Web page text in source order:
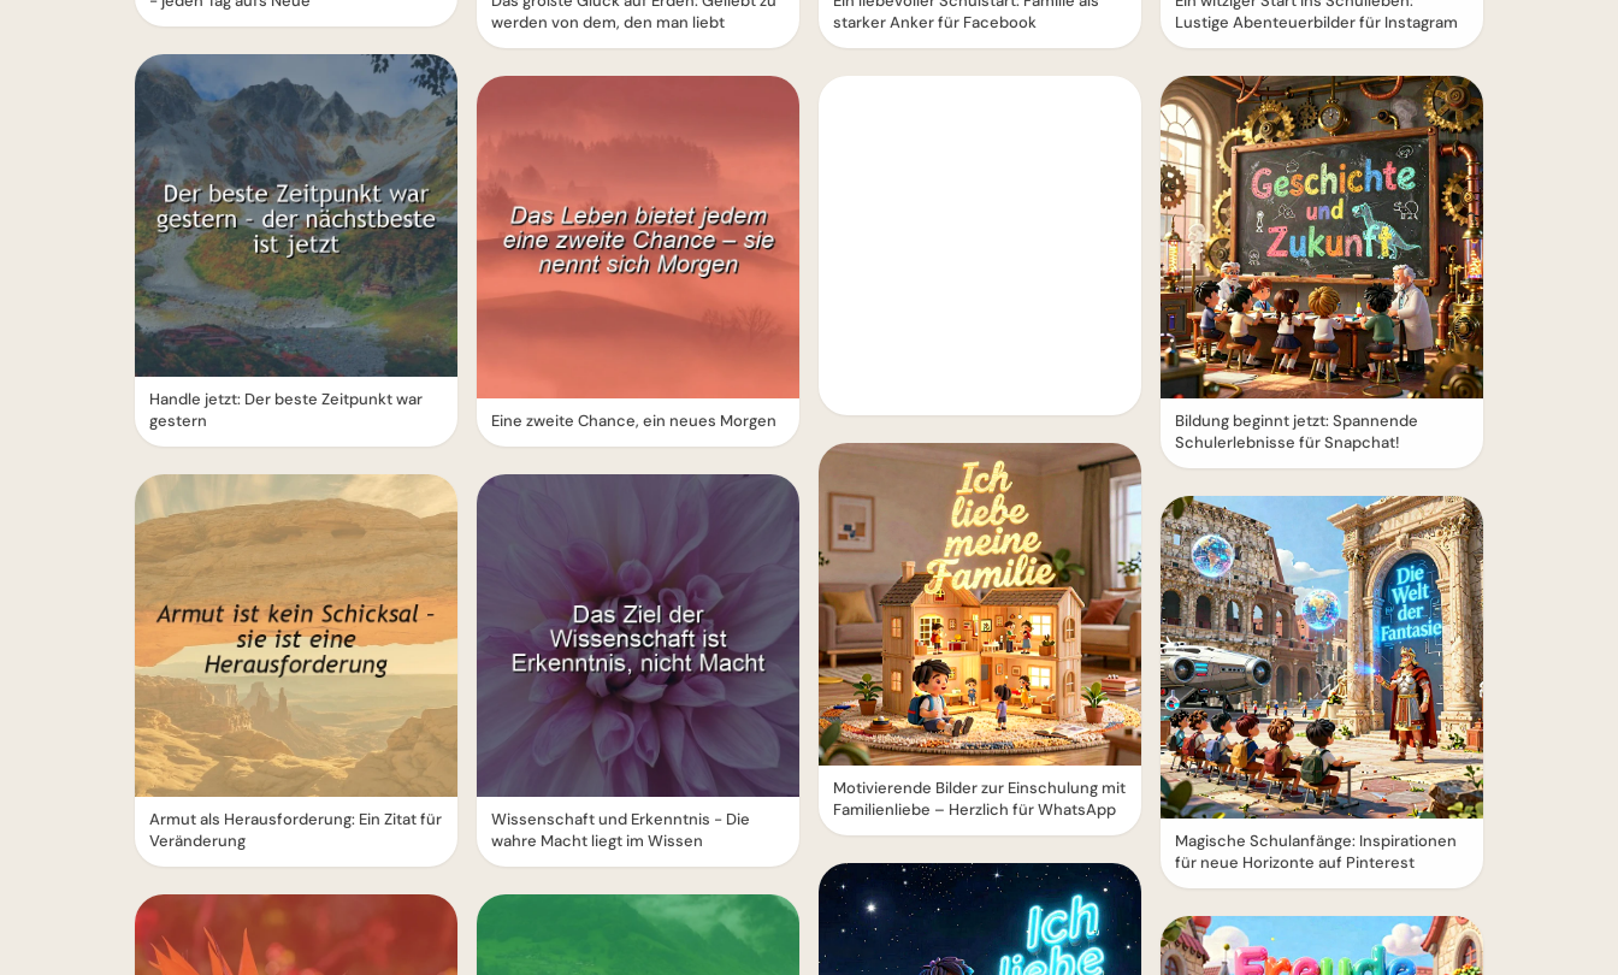
Handle jetzt: Der beste Zeitpunkt war
gestern
Armut als Herausforderung: Ein Zitat für
Veränderung
werden von dem, den man liebt
Eine zweite Chance, ein neues Morgen
Wissenschaft und Erkenntnis - Die
wahre Macht liegt im Wissen
starker Anker für Facebook
Motivierende Bilder zur Einschulung mit
Familienliebe – Herzlich für WhatsApp
Lustige Abenteuerbilder für Instagram
Bildung beginnt jetzt: Spannende
Schulerlebnisse für Snapchat!
Magische Schulanfänge: Inspirationen
für neue Horizonte auf Pinterest